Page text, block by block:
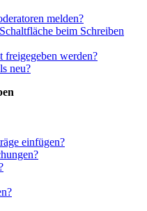
melden?
beim Schreiben
freigegeben werden?
neu?
einfügen?